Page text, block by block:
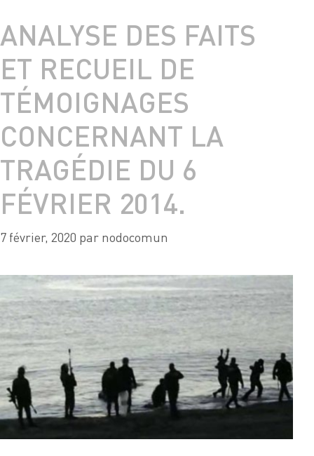
ANALYSE DES FAITS
ET RECUEIL DE
TÉMOIGNAGES
CONCERNANT LA
TRAGÉDIE DU 6
FÉVRIER 2014.
7 février, 2020 par nodocomun